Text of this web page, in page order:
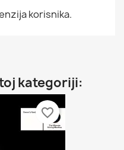
korisnika.
kategoriji:
favorite_border